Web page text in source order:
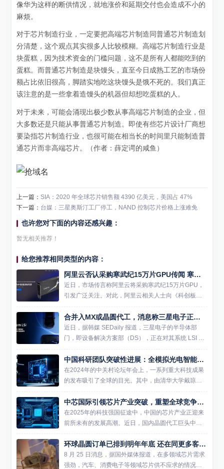
像华为这样的断供情况，就地涨价和延期交付也会造成不小的
麻烦。
对于芯片制造行业，一定要把高端芯片制造同普通芯片制造划
分清楚，这个观点其实很多人比较模糊。高端芯片制造行业是
块蛋糕，因为技术资金的门槛问题，这不是所有人都能吃到的
蛋糕。而普通芯片制造是块馒头，直至今日成熟工艺的市场份
额占比依旧很高，脚踏实地吃这块馒头是饿不死的。我们真正
该注意的是一些拿着造馒头的机器但却想吃蛋糕的人。
对于未来，可能会涌现出极少数从事高端芯片制造的企业，但
大多数还是只能从事普通芯片制造。即使有些芯片设计厂商想
要染指芯片制造行业，也很可能在相当长的时间里只能制造普
通芯片而非高端芯片。（作者：薛定谔的咸鱼 ）
上一篇：SIA：2020 年全球芯片销售额 4390 亿美元，美国占 47%
下一篇： 台媒：三星奥斯汀工厂停工，NAND 控制芯片价格上涨难免
也许您对下面的内容还感兴趣：
暂无相关推荐！
给您推荐相同类型的内容：
阿里云否认采购寒武纪15万片GPU传闻 寒武纪股价创新高引关注
近日，市场传言称阿里云将采购寒武纪15万片GPU，
引发广泛关注。对此，阿里云相关人士向《科创板日
报》明确表示，该消息不实。该人士强调，阿里云确
实坚持“一云多芯”战略，支持国产供应链发展，但所谓
大规模采购寒...
合并入MX或晶圆代工，消息称三星电子正权衡系统LSI部门未来
近日，据韩媒 SEDaily 报道，三星电子的半导体部
门，即设备解决方案部（DS），正在对其系统 LSI 业
务的组织结构进行最后阶段的审查。预计不久后将公
布调整决定。系统 LSI 部门在三星的半导体业务中...中国科研团队突破性进展：全模拟光电智能计算芯片引领AI算力革命
在2024年的中关村论坛年会上，一系列重大科技成果
的发布吸引了全球的目光。其中，由清华大学戴琼海
教授领导的研究团队成功研制出国际首个全模拟光电
智能计算芯片，这一成果不仅标志着我国在人工智能
硬件领域取得了重...
中芯国际引领芯片产业突破，重塑全球竞争格局
在2025年的科技强国征途中，中国的芯片产业正迎来
前所未有的发展高潮。近日，国内晶圆代工巨头中芯
国际取得重大技术突破，成为全球关注的焦点。中芯
国际不仅在14nm工艺上实现了稳定量产，其7nm技术
也进入了试...
环球晶圆订单已排到明年年底 还在同更多客户洽谈长期合同
8 月 25 日消息，据国外媒体报道，在多领域芯片需求
强劲，汽车、消费电子等领域芯片供不应求的情况